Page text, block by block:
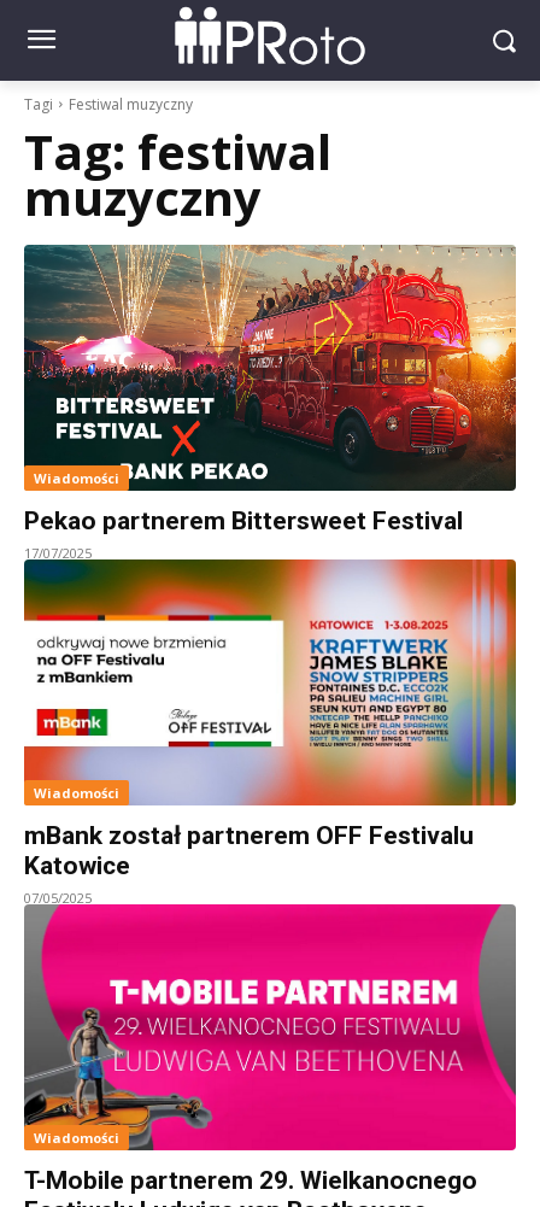
Tagi Festiwal muzyczny
Tag: festiwal
muzyczny
Wiadomości
Pekao partnerem Bittersweet Festival
17/07/2025
Wiadomości
mBank został partnerem OFF Festivalu
Katowice
07/05/2025
Wiadomości
T-Mobile partnerem 29. Wielkanocnego